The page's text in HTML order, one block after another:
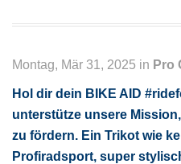
Montag, Mär 31, 2025 in Pro
Hol dir dein BIKE AID
unterstütze unsere
zu fördern. Ein Trikot wie
Profiradsport, super